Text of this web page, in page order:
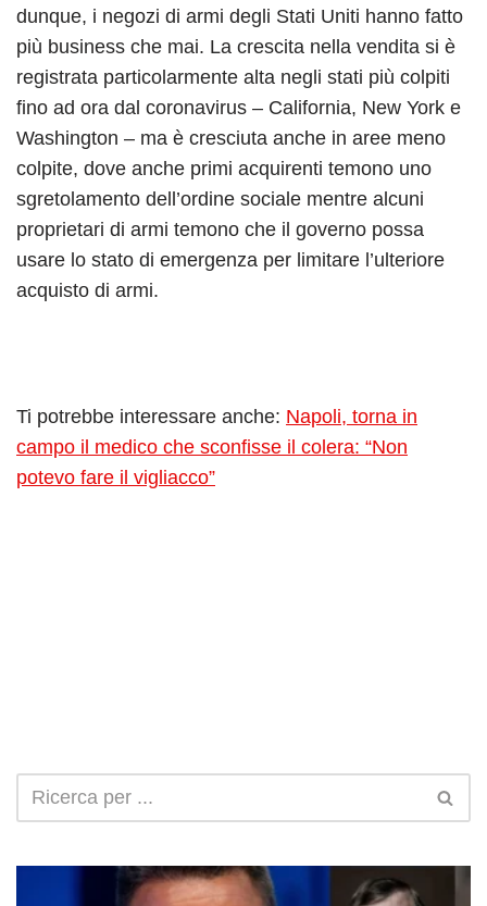
dunque, i negozi di armi degli Stati Uniti hanno fatto
più business che mai. La crescita nella vendita si è
registrata particolarmente alta negli stati più colpiti
fino ad ora dal coronavirus – California, New York e
Washington – ma è cresciuta anche in aree meno
colpite, dove anche primi acquirenti temono uno
sgretolamento dell’ordine sociale mentre alcuni
proprietari di armi temono che il governo possa
usare lo stato di emergenza per limitare l’ulteriore
acquisto di armi.
Ti potrebbe interessare anche: Napoli, torna in
campo il medico che sconfisse il colera: “Non
potevo fare il vigliacco”